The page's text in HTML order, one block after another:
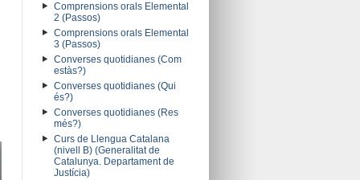
Comprensions orals Elemental
2 (Passos)
Comprensions orals Elemental
3 (Passos)
Converses quotidianes (Com
estàs?)
Converses quotidianes (Qui
és?)
Converses quotidianes (Res
més?)
Curs de Llengua Catalana
(nivell B) (Generalitat de
Catalunya. Departament de
Justícia)